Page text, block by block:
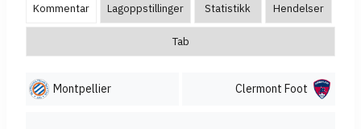
Kommentar Lagoppstillinger Statistikk Hendelser
Tab
Montpellier Clermont Foot